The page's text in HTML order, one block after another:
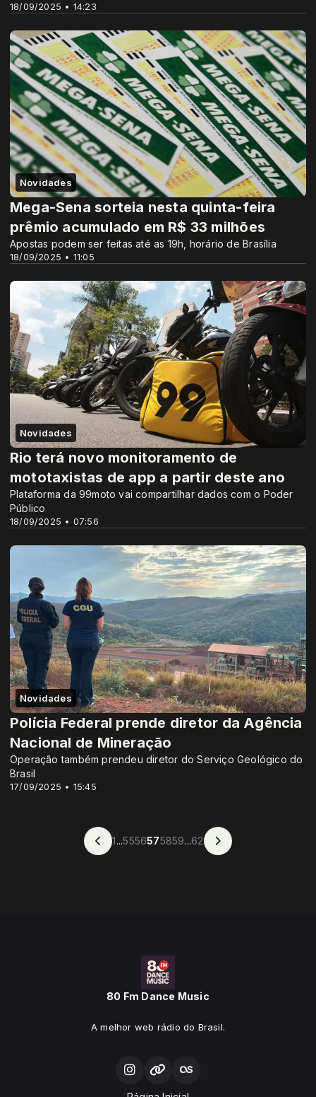
18/09/2025 • 14:23
Novidades
18/09/2025 • 11:05
Mega-Sena sorteia nesta quinta-feira
prêmio acumulado em R$ 33 milhões
Apostas podem ser feitas até as 19h, horário de Brasília
Novidades
18/09/2025 • 07:56
Rio terá novo monitoramento de
mototaxistas de app a partir deste ano
Plataforma da 99moto vai compartilhar dados com o Poder
Público
Novidades
17/09/2025 • 15:45
Polícia Federal prende diretor da Agência
Nacional de Mineração
Operação também prendeu diretor do Serviço Geológico do
Brasil
1...5556575859...62
80 Fm Dance Music
A melhor web rádio do Brasil.